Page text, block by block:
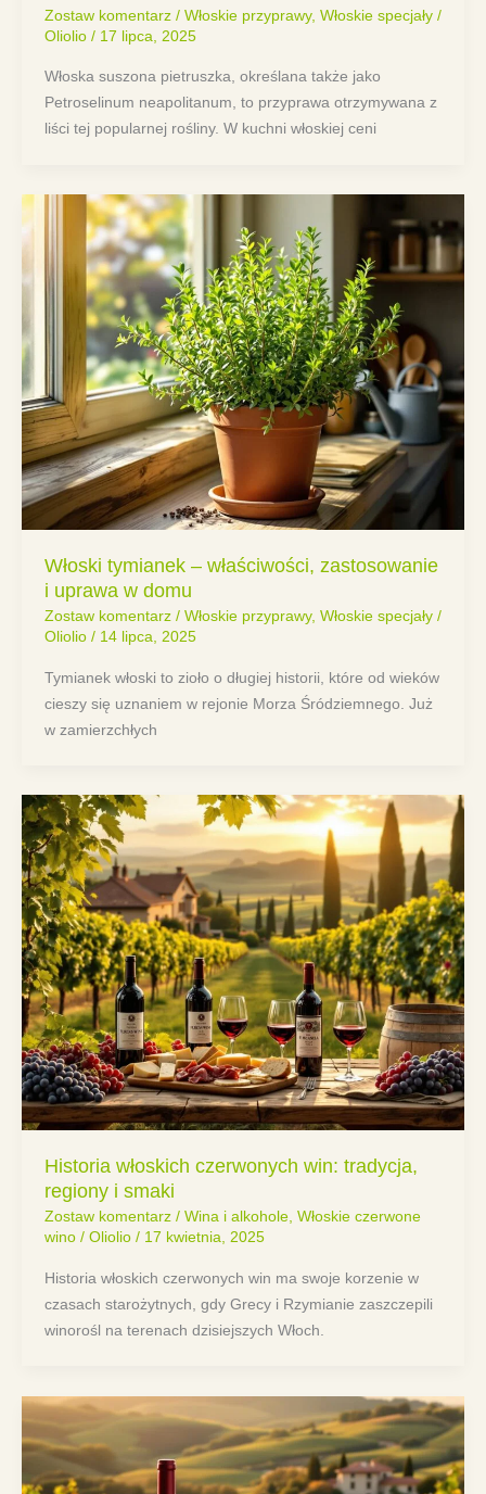
Zostaw komentarz / Włoskie przyprawy, Włoskie specjały/
Oliolio / 17 lipca, 2025
Włoska suszona pietruszka, określana także jako
Petroselinum neapolitanum, to przyprawa otrzymywana z
liści tej popularnej rośliny. W kuchni włoskiej ceni
Włoski tymianek – właściwości, zastosowanie
i uprawa w domu
Zostaw komentarz / Włoskie przyprawy, Włoskie specjały/
Oliolio / 14 lipca, 2025
Tymianek włoski to zioło o długiej historii, które od wieków
cieszy się uznaniem w rejonie Morza Śródziemnego. Już
w zamierzchłych
Historia włoskich czerwonych win: tradycja,
regiony i smaki
Zostaw komentarz / Wina i alkohole, Włoskie czerwone
wino/ Oliolio / 17 kwietnia, 2025
Historia włoskich czerwonych win ma swoje korzenie w
czasach starożytnych, gdy Grecy i Rzymianie zaszczepili
winorośl na terenach dzisiejszych Włoch.